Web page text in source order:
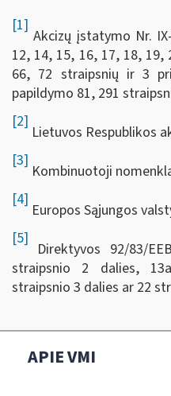
[1]
Akcizų įstatymo Nr.
12, 14, 15, 16, 17, 18,
66, 72 straipsnių ir 3
papildymo 81, 291
[2]
Lietuvos Respublikos
[3]
Kombinuotoji
[4]
Europos Sąjungos
[5]
Direktyvos 92/83/
straipsnio 2 dalies,
straipsnio 3 dalies ar 22
APIE VMI